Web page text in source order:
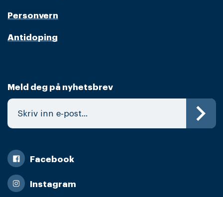
Personvern
Antidoping
Meld deg på nyhetsbrev
Facebook
Instagram